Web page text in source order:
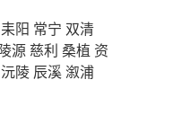
耒阳 常宁 双清
源 慈利 桑植 资
沅陵 辰溪 溆浦